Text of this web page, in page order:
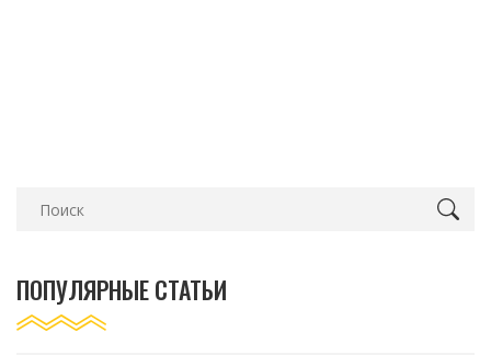
ПОПУЛЯРНЫЕ СТАТЬИ